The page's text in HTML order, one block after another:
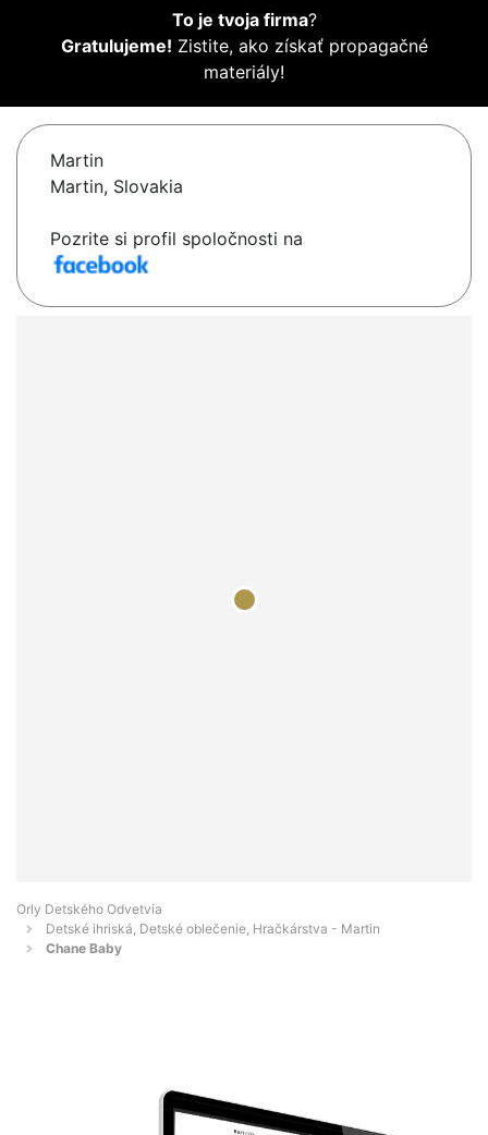
To je tvoja firma?
Gratulujeme! Zistite, ako získať propagačné
materiály!
Martin
Martin, Slovakia
Pozrite si profil spoločnosti na
Orly Detského Odvetvia
Detské ihriská, Detské oblečenie, Hračkárstva - Martin
Chane Baby